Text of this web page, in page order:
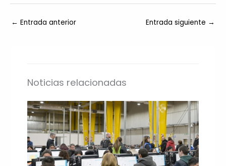
← Entrada anterior Entrada siguiente →
Noticias relacionadas